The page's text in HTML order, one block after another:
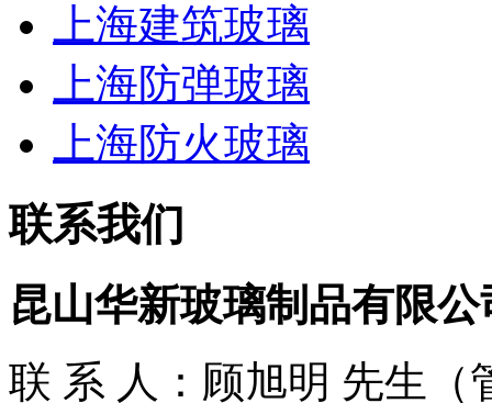
上海建筑玻璃
上海防弹玻璃
上海防火玻璃
联系我们
昆山华新玻璃制品有限公
联 系 人：顾旭明 先生（